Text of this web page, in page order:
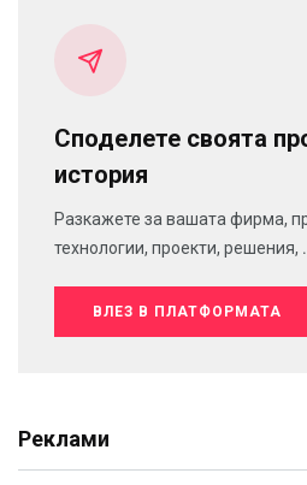
Споделете своята
история
Разкажете за вашата фирма,
технологии, проекти, решения,
ВЛЕЗ В ПЛАТФОРМАТА
Реклами